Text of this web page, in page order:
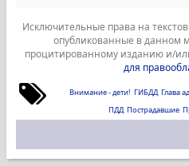
Исключительные права на
опубликованные в данном
процитированному изданию и/
для
Внимание - дети! ГИБДД Глава
ПДД Пострадавшие